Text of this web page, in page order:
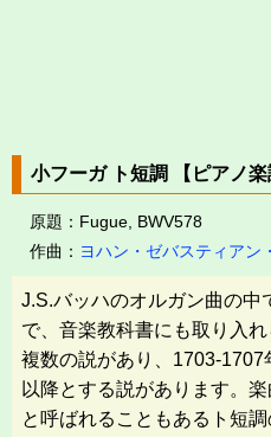
小フーガ ト短調 【ピアノ楽
原題：Fugue, BWV578
作曲： ヨハン・ゼバスティアン
J.S.バッハのオルガン曲の中
で、音楽教科書にも取り入
複数の説があり、1703-
以降とする説があります。
と呼ばれることもあるト短